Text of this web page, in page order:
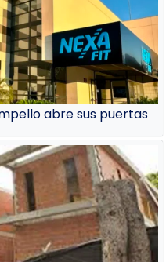
abre sus puertas